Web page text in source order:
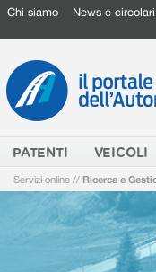
Chi siamo News e circolari
PATENTI VEICOLI
Servizi online // Ricerca e